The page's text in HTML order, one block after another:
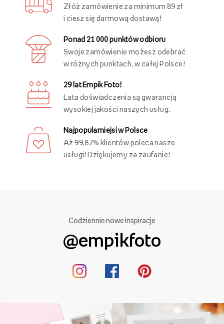
Złóż zamówienie za minimum 89 zł
i ciesz się darmową dostawą!
Ponad 21 000 punktów odbioru
Swoje zamówienie możesz odebrać
w różnych punktach, w całej Polsce!
29 lat Empik Foto!
Lata doświadczenia są gwarancją
wysokiej jakości naszych usług.
Najpopularniejsi w Polsce
Aż 99,87% klientów poleca nasze
usługi! Dziękujemy za zaufanie!
Codziennie nowe inspiracje
@empikfoto